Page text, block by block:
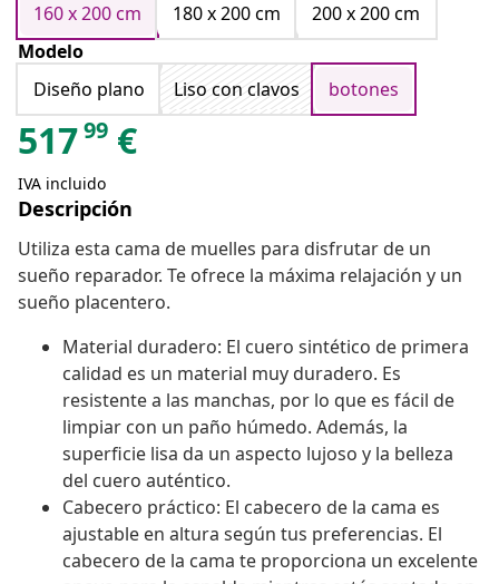
160 x 200 cm
180 x 200 cm
200 x 200 cm
Modelo
Diseño plano
Liso con clavos botones
51799 €
IVA incluido
Descripción
Utiliza esta cama de muelles para disfrutar de un
sueño reparador. Te ofrece la máxima relajación y un
sueño placentero.
Material duradero: El cuero sintético de primera
calidad es un material muy duradero. Es
resistente a las manchas, por lo que es fácil de
limpiar con un paño húmedo. Además, la
superficie lisa da un aspecto lujoso y la belleza
del cuero auténtico.
Cabecero práctico: El cabecero de la cama es
ajustable en altura según tus preferencias. El
cabecero de la cama te proporciona un excelente